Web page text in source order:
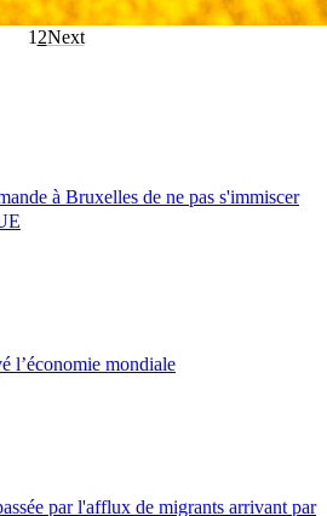
1 2Next
à Bruxelles de ne pas s'immiscer
l’économie mondiale
par l'afflux de migrants arrivant par